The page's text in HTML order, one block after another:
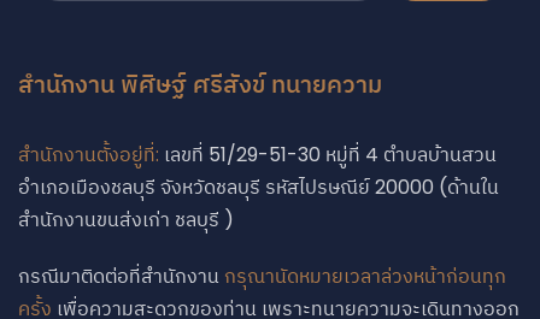
สำนักงาน พิศิษฐ์ ศรีสังข์ ทนายความ
สำนักงานตั้งอยู่ที่: เลขที่ 51/29-51-30 หมู่ที่ 4 ตำบลบ้านสวน
อำเภอเมืองชลบุรี จังหวัดชลบุรี รหัสไปรษณีย์ 20000 (ด้านใน
สำนักงานขนส่งเก่า ชลบุรี )
กรณีมาติดต่อที่สำนักงาน กรุณานัดหมายเวลาล่วงหน้าก่อนทุก
ครั้ง เพื่อความสะดวกของท่าน เพราะทนายความจะเดินทางออก
Phone